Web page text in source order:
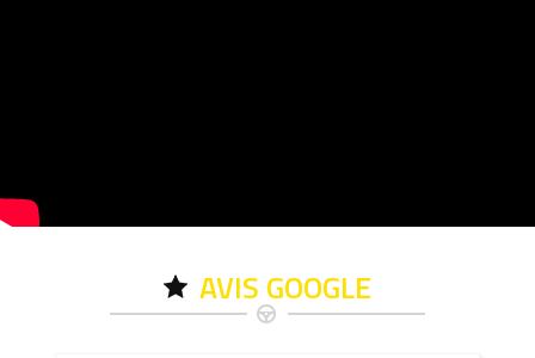
AVIS GOOGLE